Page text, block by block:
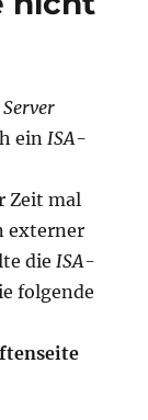
ein ISA-
Zeit mal
externer
die ISA-
folgende